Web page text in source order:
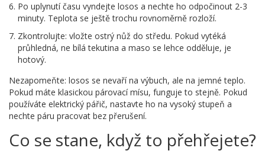
Po uplynutí času vyndejte losos a nechte ho odpočinout 2-3
minuty. Teplota se ještě trochu rovnoměrně rozloží.
Zkontrolujte: vložte ostrý nůž do středu. Pokud vytéká
průhledná, ne bílá tekutina a maso se lehce odděluje, je
hotový.
Nezapomeňte: losos se nevaří na výbuch, ale na jemné teplo.
Pokud máte klasickou párovací mísu, funguje to stejně. Pokud
používáte elektrický pářič, nastavte ho na vysoký stupeň a
nechte páru pracovat bez přerušení.
Co se stane, když to přehřejete?